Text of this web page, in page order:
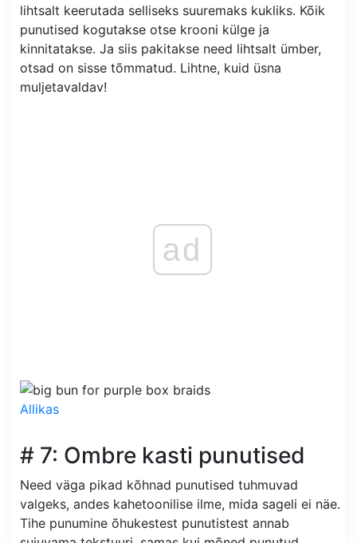
lihtsalt keerutada selliseks suuremaks kukliks. Kõik
punutised kogutakse otse krooni külge ja
kinnitatakse. Ja siis pakitakse need lihtsalt ümber,
otsad on sisse tõmmatud. Lihtne, kuid üsna
muljetavaldav!
ad
Allikas
# 7: Ombre kasti punutised
Need väga pikad kõhnad punutised tuhmuvad
valgeks, andes kahetoonilise ilme, mida sageli ei näe.
Tihe punumine õhukestest punutistest annab